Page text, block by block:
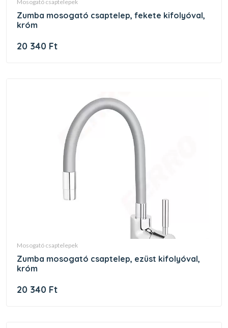
mosogató csaptelepek
zumba mosogató csaptelep, fekete kifolyóval,
króm
20 340 Ft
mosogató csaptelepek
zumba mosogató csaptelep, ezüst kifolyóval,
króm
20 340 Ft